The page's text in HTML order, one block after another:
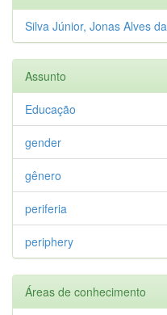
Silva Júnior, Jonas Alves da
Assunto
Educação
gender
gênero
periferia
periphery
Áreas de conhecimento